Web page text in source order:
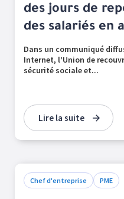
des jours de
des salariés
Dans un communiqué
Internet, l’Union de
sécurité sociale et...
Lire la suite
Chef d'entreprise PME